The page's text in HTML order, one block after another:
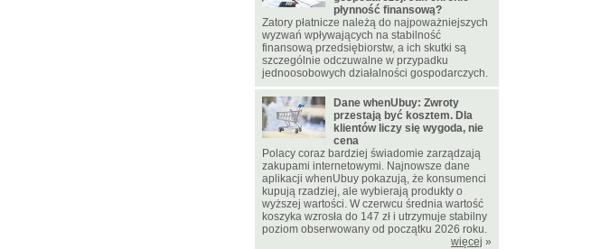
płynność finansową?
Zatory płatnicze należą do najpoważniejszych
wyzwań wpływających na stabilność
finansową przedsiębiorstw, a ich skutki są
szczególnie odczuwalne w przypadku
jednoosobowych działalności gospodarczych.
Dane whenUbuy: Zwroty
przestają być kosztem. Dla
klientów liczy się wygoda, nie
cena
Polacy coraz bardziej świadomie zarządzają
zakupami internetowymi. Najnowsze dane
aplikacji whenUbuy pokazują, że konsumenci
kupują rzadziej, ale wybierają produkty o
wyższej wartości. W czerwcu średnia wartość
koszyka wzrosła do 147 zł i utrzymuje stabilny
poziom obserwowany od początku 2026 roku.
więcej »